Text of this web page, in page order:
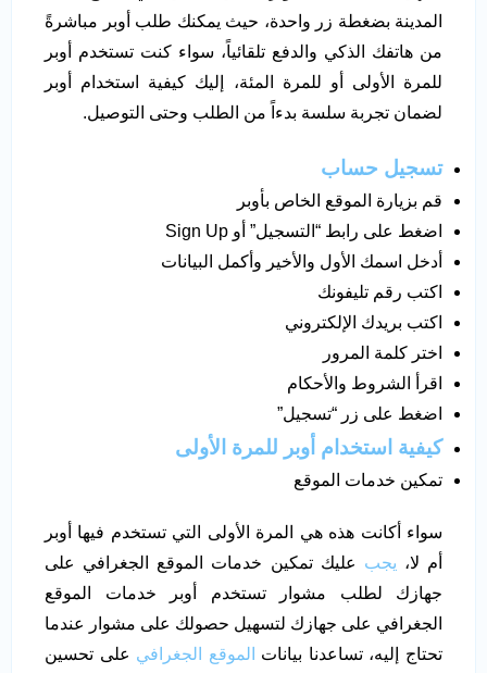
المدينة بضغطة زر واحدة، حيث يمكنك طلب أوبر مباشرةً
من هاتفك الذكي والدفع تلقائياً، سواء كنت تستخدم أوبر
للمرة الأولى أو للمرة المئة، إليك كيفية استخدام أوبر
لضمان تجربة سلسة بدءاً من الطلب وحتى التوصيل.
تسجيل حساب
قم بزيارة الموقع الخاص بأوبر
اضغط على رابط “التسجيل” أو Sign Up
أدخل اسمك الأول والأخير وأكمل البيانات
اكتب رقم تليفونك
اكتب بريدك الإلكتروني
اختر كلمة المرور
اقرأ الشروط والأحكام
اضغط على زر “تسجيل”
كيفية استخدام أوبر للمرة الأولى
تمكين خدمات الموقع
سواء أكانت هذه هي المرة الأولى التي تستخدم فيها أوبر
أم لا، يجب عليك تمكين خدمات الموقع الجغرافي على
جهازك لطلب مشوار تستخدم أوبر خدمات الموقع
الجغرافي على جهازك لتسهيل حصولك على مشوار عندما
تحتاج إليه، تساعدنا بيانات الموقع الجغرافي على تحسين